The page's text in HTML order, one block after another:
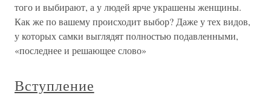
того и выбирают, а у людей ярче украшены женщины.
Как же по вашему происходит выбор? Даже у тех видов,
у которых самки выглядят полностью подавленными,
«последнее и решающее слово»
Вступление